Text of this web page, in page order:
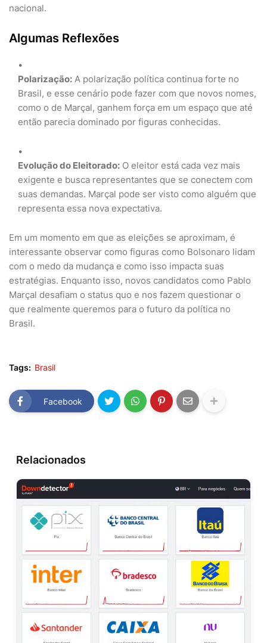
nacional.
Algumas Reflexões
Polarização: A polarização política continua forte no
Brasil, e esse cenário pode fazer com que novos nomes,
como o de Marçal, ganhem força em um espaço que até
então parecia dominado por figuras conhecidas.
Evolução do Eleitorado: O eleitor está cada vez mais
exigente e busca representantes que se conectem com
suas demandas. Marçal pode ser visto como alguém que
representa essa nova expectativa.
Em um momento em que as eleições se aproximam, é
interessante observar como figuras como Bolsonaro lidam
com o medo da mudança e como isso impacta suas
estratégias. Enquanto isso, novos candidatos como Pablo
Marçal desafiam o status quo e nos fazem questionar o
que realmente queremos para o futuro da política no
Brasil.
Tags: Brasil
Facebook
Relacionados